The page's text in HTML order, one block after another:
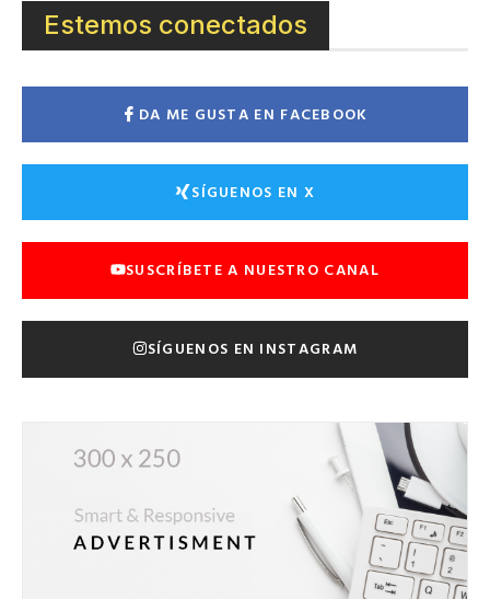
Estemos conectados
DA ME GUSTA EN FACEBOOK
SÍGUENOS EN X
SUSCRÍBETE A NUESTRO CANAL
SÍGUENOS EN INSTAGRAM